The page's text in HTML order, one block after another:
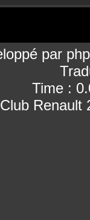
par
Time :
Club Renault